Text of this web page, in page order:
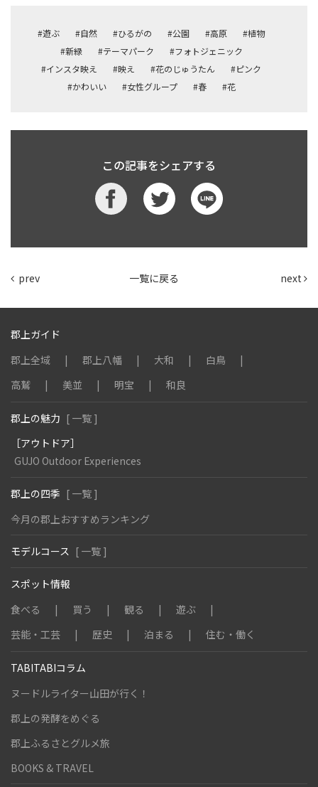
#遊ぶ #自然 #ひるがの #公園 #高原
#植物
#新緑
#テーマパーク
#フォトジェニック
#インスタ映え
#映え #花のじゅうたん
#ピンク
#かわいい
#女性グループ #春 #花
この記事をシェアする
prev 一覧に戻る next
郡上ガイド
郡上全域
郡上八幡 大和
白鳥
高鷲
美並 明宝 和良
郡上の魅力 [ 一覧 ]
［アウトドア］
GUJO Outdoor Experiences
郡上の四季 [ 一覧 ]
今月の郡上おすすめランキング
モデルコース [ 一覧 ]
スポット情報
食べる
買う 観る
遊ぶ
芸能・工芸
歴史 泊まる 住む・働く
TABITABIコラム
ヌードルライター山田が行く！
郡上の発酵をめぐる
郡上ふるさとグルメ旅
BOOKS & TRAVEL